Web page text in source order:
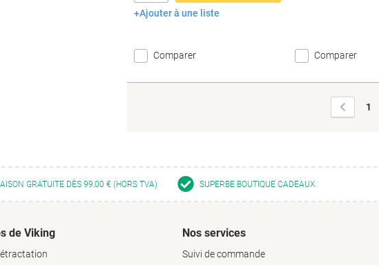
Ajouter au panier
Ajouter à une liste
Comparer Comparer
Page1
GRATUITE DÈS 99,00 € (HORS TVA) SUPERBE BOUTIQUE CADEAUX
de Viking Nos services
Suivi de commande